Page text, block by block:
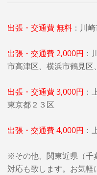
出張・交通費 無料：川
出張・交通費 2,000円 ：
市高津区、横浜市鶴見区、
出張・交通費 3,000円 ：
東京都２３区
出張・交通費 4,000円 ：
※その他、関東近県（千
対応も致します。お気